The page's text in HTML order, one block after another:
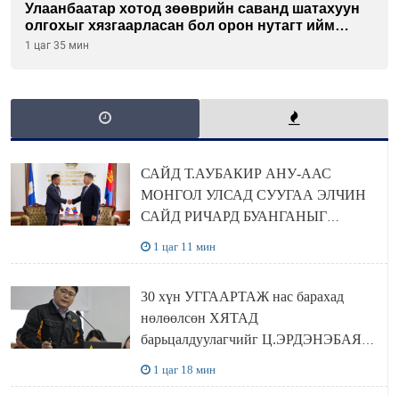
Улаанбаатар хотод зөөврийн саванд шатахуун
олгохыг хязгаарласан бол орон нутагт ийм
хориг мөрдөгдөхгүй
1 цаг 35 мин
САЙД Т.АУБАКИР АНУ-ААС
МОНГОЛ УЛСАД СУУГАА ЭЛЧИН
САЙД РИЧАРД БУАНГАНЫГ
1 цаг 11 мин
30 хүн УГГААРТАЖ нас барахад
нөлөөлсөн ХЯТАД
барьцалдуулагчийг Ц.ЭРДЭНЭБАЯР
1 цаг 18 мин